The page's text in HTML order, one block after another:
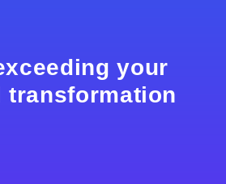
your
transformation